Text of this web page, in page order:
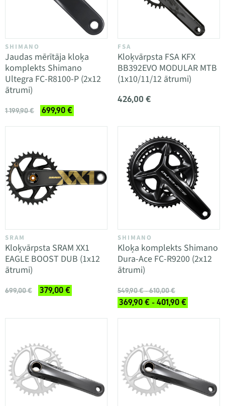
SHIMANO
Jaudas mērītāja kloķa
komplekts Shimano
Ultegra FC-R8100-P (2x12
ātrumi)
1 199,90 € 699,90 €
FSA
Kloķvārpsta FSA KFX
BB392EVO MODULAR MTB
(1x10/11/12 ātrumi)
426,00 €
SRAM
Kloķvārpsta SRAM XX1
EAGLE BOOST DUB (1x12
ātrumi)
699,00 € 379,00 €
SHIMANO
Kloķa komplekts Shimano
Dura-Ace FC-R9200 (2x12
ātrumi)
549,90 € - 610,00 €
369,90 € - 401,90 €